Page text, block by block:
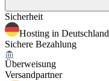
Sicherheit
Hosting in Deutschland
Sichere Bezahlung
Überweisung
Versandpartner